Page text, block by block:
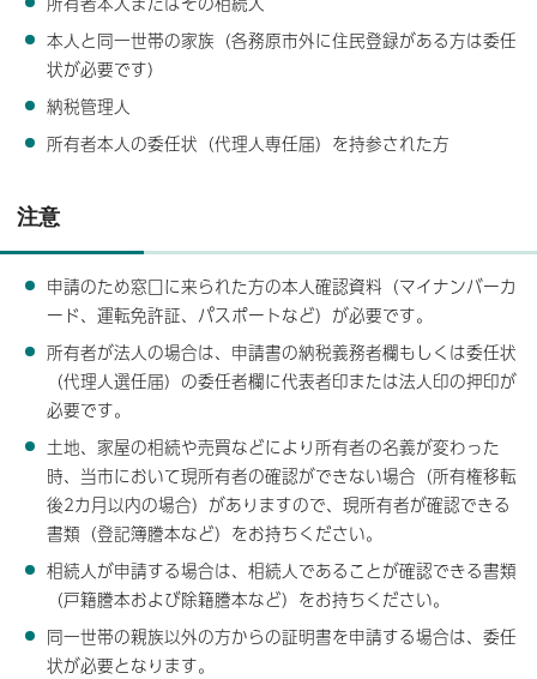
本人と同一世帯の家族（各務原市外に住民登録がある方は委任
状が必要です）
納税管理人
所有者本人の委任状（代理人専任届）を持参された方
注意
申請のため窓口に来られた方の本人確認資料（マイナンバーカ
ード、運転免許証、パスポートなど）が必要です。
所有者が法人の場合は、申請書の納税義務者欄もしくは委任状
（代理人選任届）の委任者欄に代表者印または法人印の押印が
必要です。
土地、家屋の相続や売買などにより所有者の名義が変わった
時、当市において現所有者の確認ができない場合（所有権移転
後2カ月以内の場合）がありますので、現所有者が確認できる
書類（登記簿謄本など）をお持ちください。
相続人が申請する場合は、相続人であることが確認できる書類
（戸籍謄本および除籍謄本など）をお持ちください。
同一世帯の親族以外の方からの証明書を申請する場合は、委任
状が必要となります。